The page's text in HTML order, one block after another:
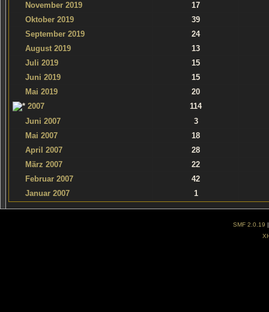
November 2019
17
Oktober 2019
39
September 2019
24
August 2019
13
Juli 2019
15
Juni 2019
15
Mai 2019
20
2007
114
Juni 2007
3
Mai 2007
18
April 2007
28
März 2007
22
Februar 2007
42
Januar 2007
1
SMF 2.0.19